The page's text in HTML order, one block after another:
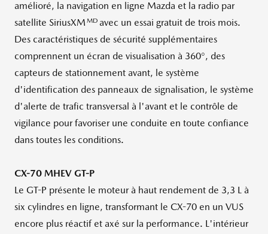
amélioré, la navigation en ligne Mazda et la radio par
satellite SiriusXM MDavec un essai gratuit de trois mois.
Des caractéristiques de sécurité supplémentaires
comprennent un écran de visualisation à 360°, des
capteurs de stationnement avant, le système
d'identification des panneaux de signalisation, le système
d'alerte de trafic transversal à l'avant et le contrôle de
vigilance pour favoriser une conduite en toute confiance
dans toutes les conditions.
CX-70 MHEV GT-P
Le GT-P présente le moteur à haut rendement de 3,3 L à
six cylindres en ligne, transformant le CX-70 en un VUS
encore plus réactif et axé sur la performance. L'intérieur